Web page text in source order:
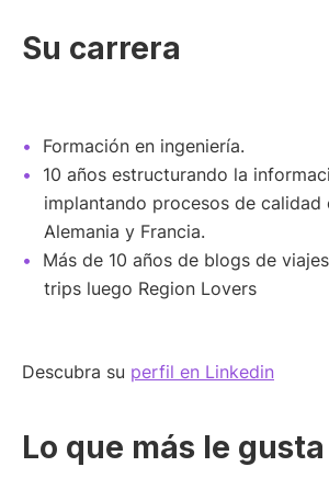
Su carrera
Formación en ingeniería.
10 años estructurando la
implantando procesos de calidad
Alemania y Francia.
Más de 10 años de blogs de
trips luego Region Lovers
Descubra su perfil en Linkedin
Lo que más le